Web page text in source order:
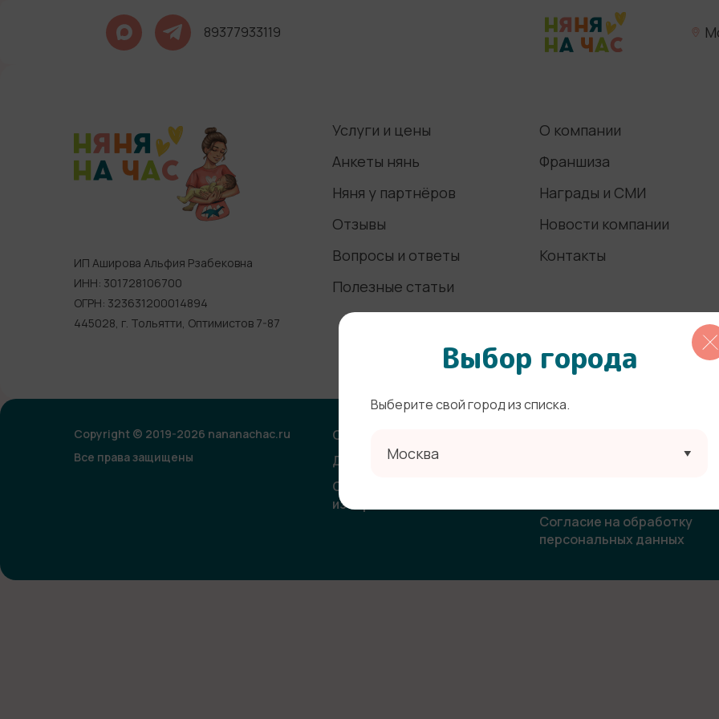
89377933119
ИП Аширова Альфия Рзабековна
ИНН: 301728106700
ОГРН: 323631200014894
445028, г. Тольятти, Оптимистов 7-87
Услуги и цены
Анкеты нянь
Няня у партнёров
Отзывы
Вопросы и ответы
Полезные статьи
О компании
Франшиза
Награды и СМИ
Новости компании
Контакты
Copyright © 2019-2026 nananachac.ru
Все права защищены
Оплата
Договор-оферта
Согласие на использование
изображения
Политика
Согласие на получение
Согласие на обработку
персональных данных
Выбор города
Выберите свой город из списка.
Москва